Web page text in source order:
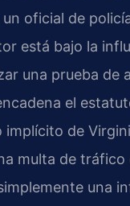
oficial de
está bajo la
una prueba de
el
de
multa de tráfico
una